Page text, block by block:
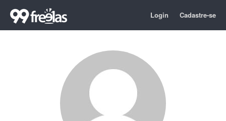
Login Cadastre-se